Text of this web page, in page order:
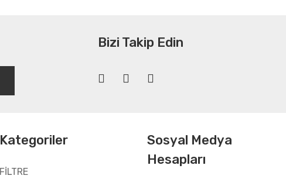
Bizi Takip Edin
Kategoriler
FİLTRE
Sosyal Medya
Hesapları